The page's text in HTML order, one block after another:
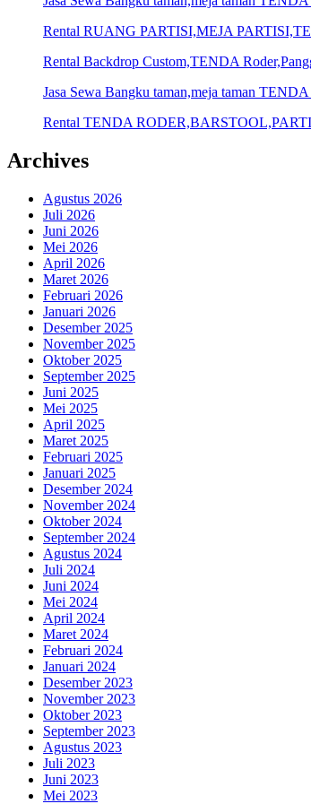
Rental RUANG PARTISI,MEJA
Rental Backdrop Custom,TENDA
Jasa Sewa Bangku taman,meja taman
Rental TENDA
Archives
Agustus 2026
Juli 2026
Juni 2026
Mei 2026
April 2026
Maret 2026
Februari 2026
Januari 2026
Desember 2025
November 2025
Oktober 2025
September 2025
Juni 2025
Mei 2025
April 2025
Maret 2025
Februari 2025
Januari 2025
Desember 2024
November 2024
Oktober 2024
September 2024
Agustus 2024
Juli 2024
Juni 2024
Mei 2024
April 2024
Maret 2024
Februari 2024
Januari 2024
Desember 2023
November 2023
Oktober 2023
September 2023
Agustus 2023
Juli 2023
Juni 2023
Mei 2023